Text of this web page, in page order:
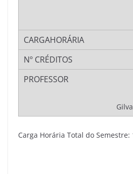
Carga Horária Total do Semestre: